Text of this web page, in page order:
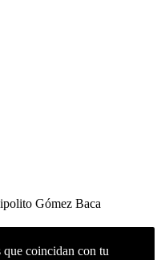
Gómez Baca
coincidan con tu